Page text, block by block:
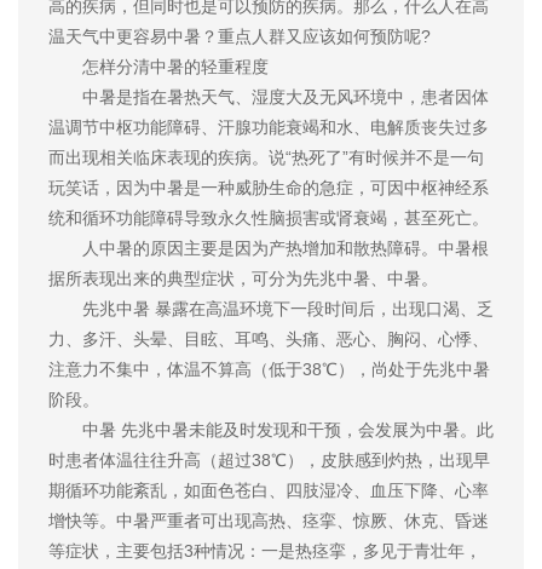
高的疾病，但同时也是可以预防的疾病。那么，什么人在高
温天气中更容易中暑？重点人群又应该如何预防呢?
怎样分清中暑的轻重程度
中暑是指在暑热天气、湿度大及无风环境中，患者因体
温调节中枢功能障碍、汗腺功能衰竭和水、电解质丧失过多
而出现相关临床表现的疾病。说“热死了”有时候并不是一句
玩笑话，因为中暑是一种威胁生命的急症，可因中枢神经系
统和循环功能障碍导致永久性脑损害或肾衰竭，甚至死亡。
人中暑的原因主要是因为产热增加和散热障碍。中暑根
据所表现出来的典型症状，可分为先兆中暑、中暑。
先兆中暑 暴露在高温环境下一段时间后，出现口渴、乏
力、多汗、头晕、目眩、耳鸣、头痛、恶心、胸闷、心悸、
注意力不集中，体温不算高（低于38℃），尚处于先兆中暑
阶段。
中暑 先兆中暑未能及时发现和干预，会发展为中暑。此
时患者体温往往升高（超过38℃），皮肤感到灼热，出现早
期循环功能紊乱，如面色苍白、四肢湿冷、血压下降、心率
增快等。中暑严重者可出现高热、痉挛、惊厥、休克、昏迷
等症状，主要包括3种情况：一是热痉挛，多见于青壮年，